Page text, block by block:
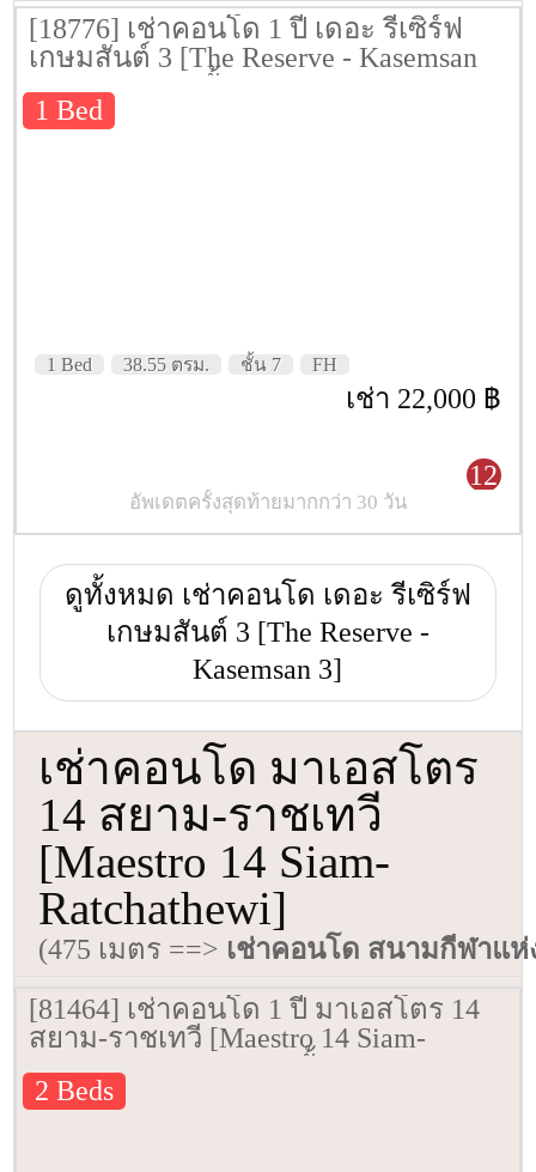
[18776] เช่าคอนโด 1 ปี เดอะ รีเซิร์ฟ
เกษมสันต์ 3 [The Reserve - Kasemsan
3] 38.55 ตรม. ชั้น 7
1 Bed
1 Bed 38.55 ตรม. ชั้น 7 FH
เช่า 22,000 ฿
12
อัพเดตครั้งสุดท้ายมากกว่า 30 วัน
ดูทั้งหมด เช่าคอนโด เดอะ รีเซิร์ฟ
เกษมสันต์ 3 [The Reserve -
Kasemsan 3]
เช่าคอนโด มาเอสโตร
14 สยาม-ราชเทวี
[Maestro 14 Siam-
Ratchathewi]
(475 เมตร ==> เช่าคอนโด สนามกีฬาแห่
[81464] เช่าคอนโด 1 ปี มาเอสโตร 14
สยาม-ราชเทวี [Maestro 14 Siam-
Ratchathewi] 65 ตรม. ชั้น 8
2 Beds